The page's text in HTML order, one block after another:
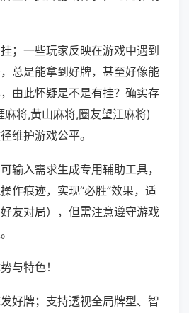
；一些玩家反映在游戏中遇到
总是能拿到好牌，甚至好像能
由此怀疑是不是有挂？确实存
将,黄山麻将,圈友望江麻将)
维护游戏公平。
输入需求生成专用辅助工具，
作痕迹，实现“必胜”效果，适
友对局），但需注意遵守游戏
与特色！
好牌；支持透视全局牌型、智